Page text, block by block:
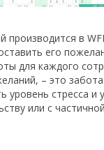
производится в
его
для каждого
– это
стресса
или с